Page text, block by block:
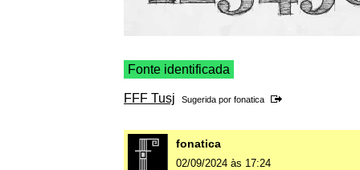
Fonte identificada
FFF Tusj Sugerida por fonatica
fonatica
02/09/2024 às 17:24